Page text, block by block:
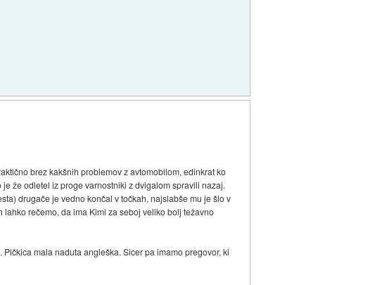
brez kakšnih problemov z avtomobilom, edinkrat ko
že odletel iz proge varnostniki z dvigalom spravili nazaj.
drugače je vedno končal v točkah, najslabše mu je šlo v
rečemo, da ima Kimi za seboj veliko bolj težavno
mala naduta angleška. Sicer pa imamo pregovor, ki